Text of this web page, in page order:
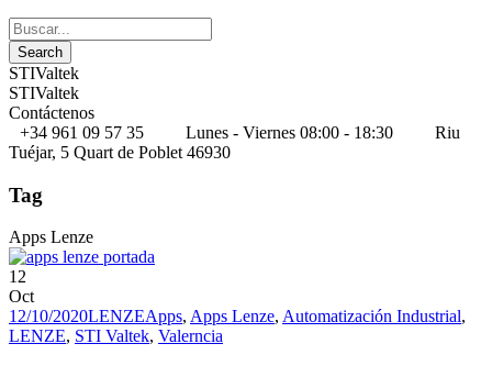
STIValtek
STIValtek
Contáctenos
+34 961 09 57 35
Lunes - Viernes 08:00 - 18:30
Riu
Tuéjar, 5 Quart de Poblet 46930
Tag
Apps Lenze
12
Oct
12/10/2020LENZEApps, Apps Lenze, Automatización Industrial,
LENZE, STI Valtek, Valerncia